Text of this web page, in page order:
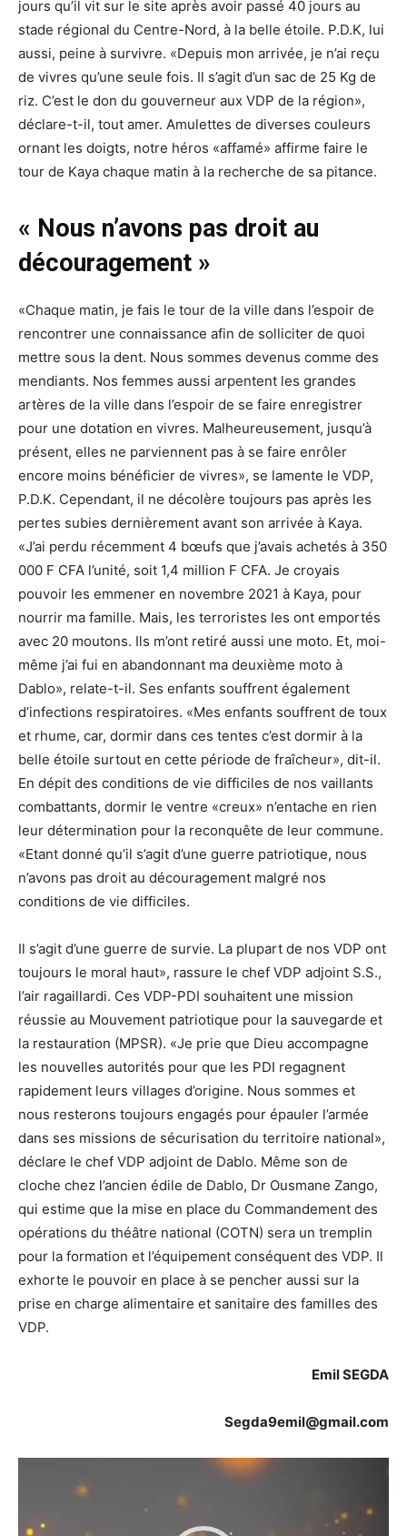
jours qu’il vit sur le site après avoir passé 40 jours au
stade régional du Centre-Nord, à la belle étoile. P.D.K, lui
aussi, peine à survivre. «Depuis mon arrivée, je n’ai reçu
de vivres qu’une seule fois. Il s’agit d’un sac de 25 Kg de
riz. C’est le don du gouverneur aux VDP de la région»,
déclare-t-il, tout amer. Amulettes de diverses couleurs
ornant les doigts, notre héros «affamé» affirme faire le
tour de Kaya chaque matin à la recherche de sa pitance.
« Nous n’avons pas droit au
découragement »
«Chaque matin, je fais le tour de la ville dans l’espoir de
rencontrer une connaissance afin de solliciter de quoi
mettre sous la dent. Nous sommes devenus comme des
mendiants. Nos femmes aussi arpentent les grandes
artères de la ville dans l’espoir de se faire enregistrer
pour une dotation en vivres. Malheureusement, jusqu’à
présent, elles ne parviennent pas à se faire enrôler
encore moins bénéficier de vivres», se lamente le VDP,
P.D.K. Cependant, il ne décolère toujours pas après les
pertes subies dernièrement avant son arrivée à Kaya.
«J’ai perdu récemment 4 bœufs que j’avais achetés à 350
000 F CFA l’unité, soit 1,4 million F CFA. Je croyais
pouvoir les emmener en novembre 2021 à Kaya, pour
nourrir ma famille. Mais, les terroristes les ont emportés
avec 20 moutons. Ils m’ont retiré aussi une moto. Et, moi-
même j’ai fui en abandonnant ma deuxième moto à
Dablo», relate-t-il. Ses enfants souffrent également
d’infections respiratoires. «Mes enfants souffrent de toux
et rhume, car, dormir dans ces tentes c’est dormir à la
belle étoile surtout en cette période de fraîcheur», dit-il.
En dépit des conditions de vie difficiles de nos vaillants
combattants, dormir le ventre «creux» n’entache en rien
leur détermination pour la reconquête de leur commune.
«Etant donné qu’il s’agit d’une guerre patriotique, nous
n’avons pas droit au découragement malgré nos
conditions de vie difficiles.
Il s’agit d’une guerre de survie. La plupart de nos VDP ont
toujours le moral haut», rassure le chef VDP adjoint S.S.,
l’air ragaillardi. Ces VDP-PDI souhaitent une mission
réussie au Mouvement patriotique pour la sauvegarde et
la restauration (MPSR). «Je prie que Dieu accompagne
les nouvelles autorités pour que les PDI regagnent
rapidement leurs villages d’origine. Nous sommes et
nous resterons toujours engagés pour épauler l’armée
dans ses missions de sécurisation du territoire national»,
déclare le chef VDP adjoint de Dablo. Même son de
cloche chez l’ancien édile de Dablo, Dr Ousmane Zango,
qui estime que la mise en place du Commandement des
opérations du théâtre national (COTN) sera un tremplin
pour la formation et l’équipement conséquent des VDP. Il
exhorte le pouvoir en place à se pencher aussi sur la
prise en charge alimentaire et sanitaire des familles des
VDP.
Emil SEGDA
Segda9emil@gmail.com
Lecteur